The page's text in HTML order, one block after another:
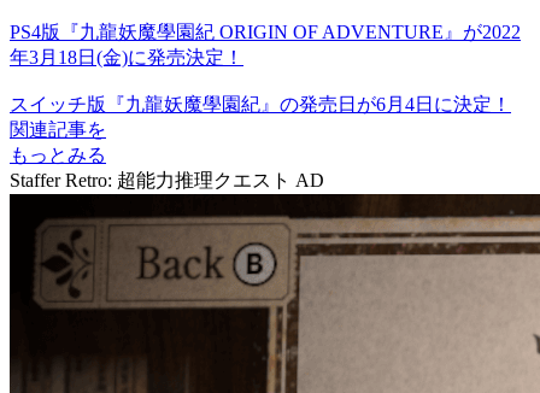
PS4版『九龍妖魔學園紀 ORIGIN OF ADVENTURE』が2022
年3月18日(金)に発売決定！
スイッチ版『九龍妖魔學園紀』の発売日が6月4日に決定！
関連記事を
もっとみる
Staffer Retro: 超能力推理クエスト AD